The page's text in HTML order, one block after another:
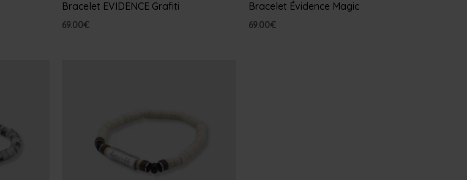
Bracelet EVIDENCE Grafiti
69.00€
Bracelet Évidence Magic
69.00€